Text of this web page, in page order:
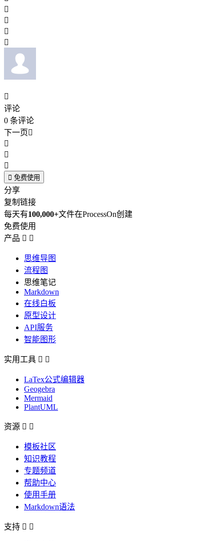





评论
0 条评论
下一页



 免费使用
分享
复制链接
每天有100,000+文件在ProcessOn创建
免费使用
产品  
思维导图
流程图
思维笔记
Markdown
在线白板
原型设计
API服务
智能图形
实用工具  
LaTex公式编辑器
Geogebra
Mermaid
PlantUML
资源  
模板社区
知识教程
专题频道
帮助中心
使用手册
Markdown语法
支持  